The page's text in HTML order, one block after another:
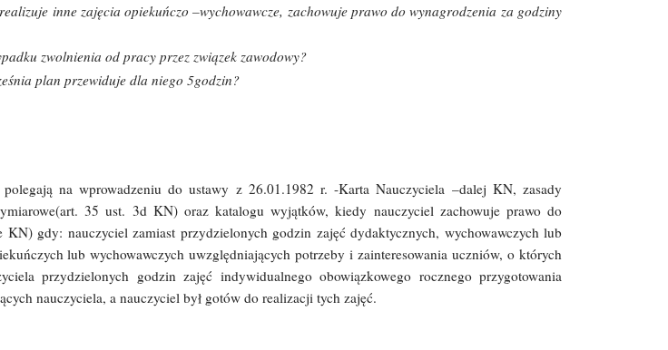
inne zajęcia opiekuńczo –wychowawcze, zachowuje prawo do wynagrodzenia za godziny
zwolnienia od pracy przez związek zawodowy?
plan przewiduje dla niego 5godzin?
na wprowadzeniu do ustawy z 26.01.1982 r. -Karta Nauczyciela –dalej KN, zasady
35 ust. 3d KN) oraz katalogu wyjątków, kiedy nauczyciel zachowuje prawo do
gdy: nauczyciel zamiast przydzielonych godzin zajęć dydaktycznych, wychowawczych lub
lub wychowawczych uwzględniających potrzeby i zainteresowania uczniów, o których
przydzielonych godzin zajęć indywidualnego obowiązkowego rocznego przygotowania
nauczyciela, a nauczyciel był gotów do realizacji tych zajęć.